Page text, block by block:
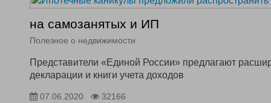
на самозанятых и ИП
Полезное о недвижимости
Представители «Единой России» предлагают
декларации и книги учета доходов
07.06.2020 32166